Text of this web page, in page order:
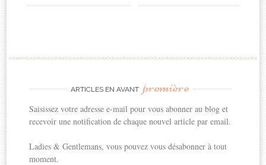
ARTICLES EN AVANT première
Saisissez votre adresse e-mail pour vous abonner au blog et
recevoir une notification de chaque nouvel article par email.
Ladies & Gentlemans, vous pouvez vous désabonner à tout
moment.